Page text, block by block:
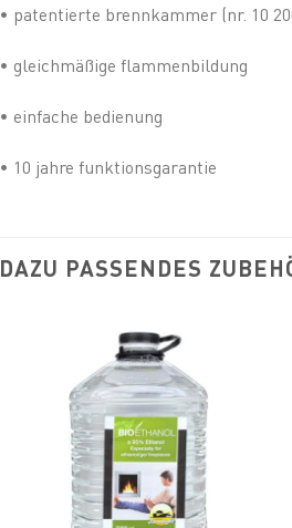
• patentierte brennkammer (nr. 10
• gleichmäßige flammenbildung
• einfache bedienung
• 10 jahre funktionsgarantie
DAZU PASSENDES